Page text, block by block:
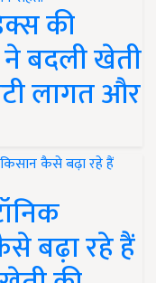
की
बदली खेती
लागत और
बढ़ा रहे हैं